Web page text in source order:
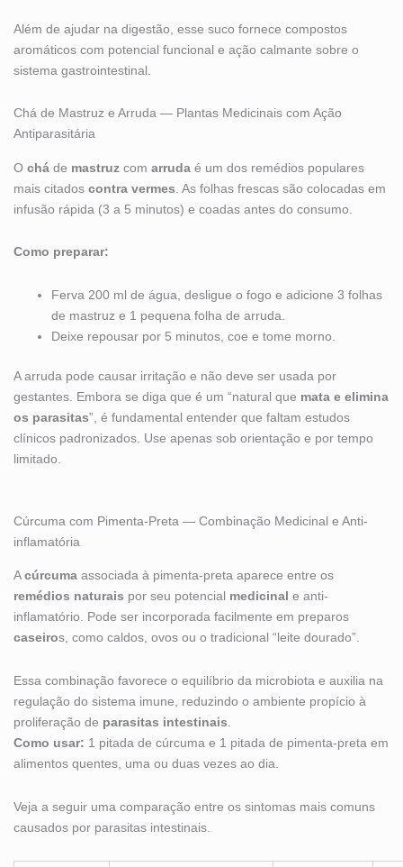
Além de ajudar na digestão, esse suco fornece compostos
aromáticos com potencial funcional e ação calmante sobre o
sistema gastrointestinal.
Chá de Mastruz e Arruda — Plantas Medicinais com Ação
Antiparasitária
O chá de mastruz com arruda é um dos remédios populares
mais citados contra vermes . As folhas frescas são colocadas em
infusão rápida (3 a 5 minutos) e coadas antes do consumo.
Como preparar:
Ferva 200 ml de água, desligue o fogo e adicione 3 folhas
de mastruz e 1 pequena folha de arruda.
Deixe repousar por 5 minutos, coe e tome morno.
A arruda pode causar irritação e não deve ser usada por
gestantes. Embora se diga que é um “natural que mata e elimina
os parasitas”, é fundamental entender que faltam estudos
clínicos padronizados. Use apenas sob orientação e por tempo
limitado.
Cúrcuma com Pimenta-Preta — Combinação Medicinal e Anti-
inflamatória
Acúrcuma associada à pimenta-preta aparece entre os
remédios naturais por seu potencial medicinal e anti-
inflamatório. Pode ser incorporada facilmente em preparos
caseiros, como caldos, ovos ou o tradicional “leite dourado”.
Essa combinação favorece o equilíbrio da microbiota e auxilia na
regulação do sistema imune, reduzindo o ambiente propício à
proliferação de parasitas intestinais
Como usar: 1 pitada de cúrcuma e 1 pitada de pimenta-preta em
alimentos quentes, uma ou duas vezes ao dia.
Veja a seguir uma comparação entre os sintomas mais comuns
causados por parasitas intestinais.